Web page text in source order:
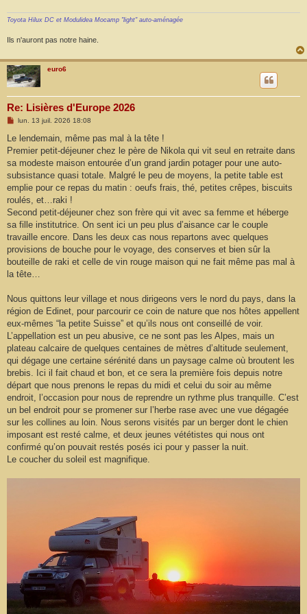
Toyota Hilux DC et Modulidea Mocamp "light" auto-aménagée
Ils n'auront pas notre haine.
euro6
Re: Lisières d'Europe 2026
M
s
a
g
lun. 13 juil. 2026 18:08
Le lendemain, même pas mal à la tête !
Premier petit-déjeuner chez le père de Nikola qui vit seul en retraite dans
sa modeste maison entourée d’un grand jardin potager pour une auto-
subsistance quasi totale. Malgré le peu de moyens, la petite table est
emplie pour ce repas du matin : oeufs frais, thé, petites crêpes, biscuits
roulés, et…raki !
Second petit-déjeuner chez son frère qui vit avec sa femme et héberge
sa fille institutrice. On sent ici un peu plus d’aisance car le couple
travaille encore. Dans les deux cas nous repartons avec quelques
provisions de bouche pour le voyage, des conserves et bien sûr la
bouteille de raki et celle de vin rouge maison qui ne fait même pas mal à
la tête…
Nous quittons leur village et nous dirigeons vers le nord du pays, dans la
région de Edinet, pour parcourir ce coin de nature que nos hôtes appellent
eux-mêmes “la petite Suisse” et qu’ils nous ont conseillé de voir.
L’appellation est un peu abusive, ce ne sont pas les Alpes, mais un
plateau calcaire de quelques centaines de mètres d’altitude seulement,
qui dégage une certaine sérénité dans un paysage calme où broutent les
brebis. Ici il fait chaud et bon, et ce sera la première fois depuis notre
départ que nous prenons le repas du midi et celui du soir au même
endroit, l’occasion pour nous de reprendre un rythme plus tranquille. C’est
un bel endroit pour se promener sur l’herbe rase avec une vue dégagée
sur les collines au loin. Nous serons visités par un berger dont le chien
imposant est resté calme, et deux jeunes vététistes qui nous ont
confirmé qu’on pouvait restés posés ici pour y passer la nuit.
Le coucher du soleil est magnifique.